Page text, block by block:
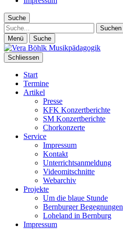
Suche
Suche
Menü Suche
Schliessen
Start
Termine
Artikel
Presse
KFK Konzertberichte
SM Konzertberichte
Chorkonzerte
Service
Impressum
Kontakt
Unterrichtsanmeldung
Videomitschnitte
Webarchiv
Projekte
Um die blaue Stunde
Bernburger Begegnungen
Loheland in Bernburg
Impressum